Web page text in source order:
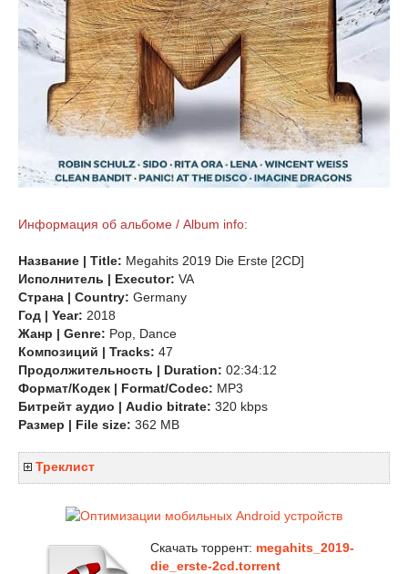
Информация об альбоме / Album info:
Название | Title: Megahits 2019 Die Erste [2CD]
Исполнитель | Executor: VA
Страна | Country: Germany
Год | Year: 2018
Жанр | Genre: Pop, Dance
Композиций | Tracks: 47
Продолжительность | Duration: 02:34:12
Формат/Кодек | Format/Codec: MP3
Битрейт аудио | Audio bitrate: 320 kbps
Размер | File size: 362 MB
Треклист
Скачать торрент: megahits_2019-
die_erste-2cd.torrent